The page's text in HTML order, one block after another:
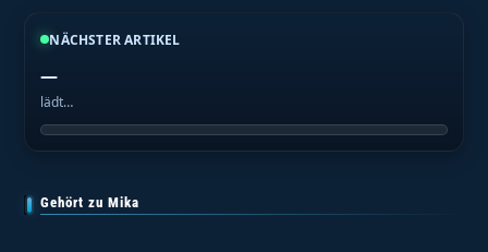
NÄCHSTER ARTIKEL
—
lädt…
Gehört zu Mika